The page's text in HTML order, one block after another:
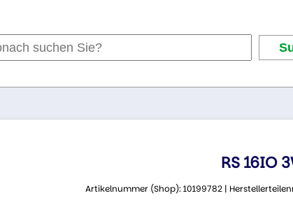
RS 16IO
Artikelnummer (Shop): 10199782 |